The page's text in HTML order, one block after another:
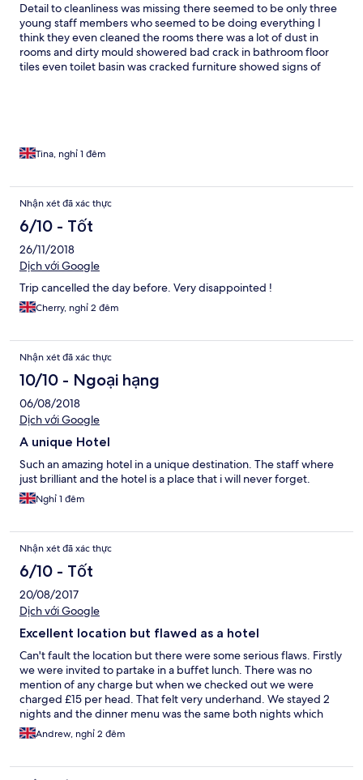
Detail to cleanliness was missing there seemed to be only three
young staff members who seemed to be doing everything I
think they even cleaned the rooms there was a lot of dust in
rooms and dirty mould showered bad crack in bathroom floor
tiles even toilet basin was cracked furniture showed signs of
Tina, nghỉ 1 đêm
Nhận xét đã xác thực
6/10 - Tốt
26/11/2018
Dịch với Google
Trip cancelled the day before. Very disappointed !
Cherry, nghỉ 2 đêm
Nhận xét đã xác thực
10/10 - Ngoại hạng
06/08/2018
Dịch với Google
A unique Hotel
Such an amazing hotel in a unique destination. The staff where
just brilliant and the hotel is a place that i will never forget.
Nghỉ 1 đêm
Nhận xét đã xác thực
6/10 - Tốt
20/08/2017
Dịch với Google
Excellent location but flawed as a hotel
Can't fault the location but there were some serious flaws. Firstly
we were invited to partake in a buffet lunch. There was no
mention of any charge but when we checked out we were
charged £15 per head. That felt very underhand. We stayed 2
nights and the dinner menu was the same both nights which
was disappointing but the food was delicious. We were gifted
afternoon tea by a relative. We had to chase this up about 5
scones cream or jam and 3 of the 4 items were chocolatey. The
Andrew, nghỉ 2 đêm